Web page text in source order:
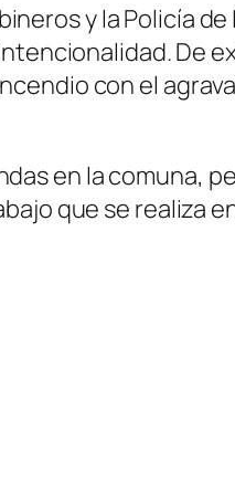
y la Policía
De
con el
en la comuna,
que se realiza